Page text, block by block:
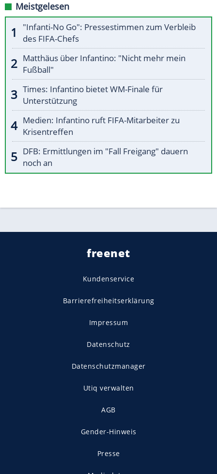
Meistgelesen
"Infanti-No Go": Pressestimmen zum Verbleib
des FIFA-Chefs
Matthäus über Infantino: "Nicht mehr mein
Fußball"
Times: Infantino bietet WM-Finale für
Unterstützung
Medien: Infantino ruft FIFA-Mitarbeiter zu
Krisentreffen
DFB: Ermittlungen im "Fall Freigang" dauern
noch an
freenet
Kundenservice
Barrierefreiheitserklärung
Impressum
Datenschutz
Datenschutzmanager
Utiq verwalten
AGB
Gender-Hinweis
Presse